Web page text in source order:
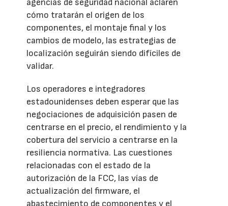
agencias de seguridad nacional aclaren
cómo tratarán el origen de los
componentes, el montaje final y los
cambios de modelo, las estrategias de
localización seguirán siendo difíciles de
validar.
Los operadores e integradores
estadounidenses deben esperar que las
negociaciones de adquisición pasen de
centrarse en el precio, el rendimiento y la
cobertura del servicio a centrarse en la
resiliencia normativa. Las cuestiones
relacionadas con el estado de la
autorización de la FCC, las vías de
actualización del firmware, el
abastecimiento de componentes y el